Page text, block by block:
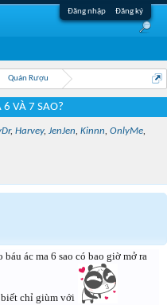
Đăng nhập Đăng ký
Quán Rượu
6 VÀ 7 SAO?
, Harvey, JenJen, Kinnn, OnlyMe,
ác ma 6 sao có bao giờ mở ra
biết chỉ giùm với